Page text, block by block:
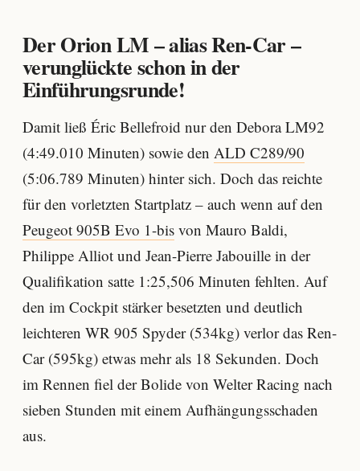
Der Orion LM – alias Ren-Car –
verunglückte schon in der
Einführungsrunde!
Damit ließ Éric Bellefroid nur den Debora LM92
(4:49.010 Minuten) sowie den ALD C289/90
(5:06.789 Minuten) hinter sich. Doch das reichte
für den vorletzten Startplatz – auch wenn auf den
Peugeot 905B Evo 1-bis von Mauro Baldi,
Philippe Alliot und Jean-Pierre Jabouille in der
Qualifikation satte 1:25,506 Minuten fehlten. Auf
den im Cockpit stärker besetzten und deutlich
leichteren WR 905 Spyder (534kg) verlor das Ren-
Car (595kg) etwas mehr als 18 Sekunden. Doch
im Rennen fiel der Bolide von Welter Racing nach
sieben Stunden mit einem Aufhängungsschaden
aus.